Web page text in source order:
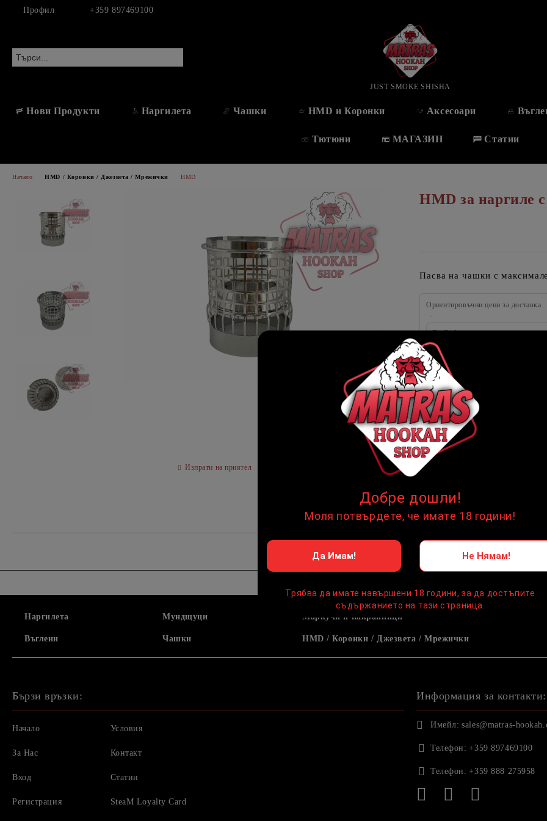
Профил +359 897469100
JUST SMOKE SHISHA
Нови Продукти Наргилета Чашки HMD и Коронки Аксесоари
Тютюни МАГАЗИН Статии
Начало HMD / Коронки / Джезвета / Мрежички HMD
HMD за наргиле
Пасва на чашки с
Ориентировъчни цени за доставка
До София на цена от
Извън София на цена от
☹ НЯМА НАЛИЧНОСТ
Изпрати на приятел
Наргилета
Въглени
Мундщуци
Чашки
Маркучи и накрайници
HMD / Коронки / Джезвета / Мрежички
Бързи връзки:
Начало
За Нас
Вход
Регистрация
Условия
Контакт
Статии
SteaM Loyalty Card
Информация за контакти:
Имейл: sales@matras-
Телефон: +359 897469100
Телефон: +359 888 275958
Добре дошли!
Моля потвърдете, че имате 18 години!
Да Имам! Не Нямам!
Трябва да имате навършени 18 години, за да достъпите
съдържанието на тази страница.